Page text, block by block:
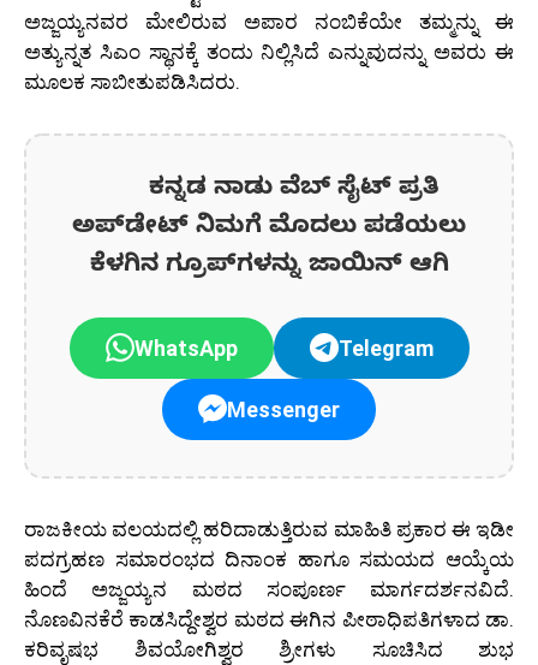
ಅಜ್ಜಯ್ಯನವರ ಮೇಲಿರುವ ಅಪಾರ ನಂಬಿಕೆಯೇ ತಮ್ಮನ್ನು ಈ
ಅತ್ಯುನ್ನತ ಸಿಎಂ ಸ್ಥಾನಕ್ಕೆ ತಂದು ನಿಲ್ಲಿಸಿದೆ ಎನ್ನುವುದನ್ನು ಅವರು ಈ
ಮೂಲಕ ಸಾಬೀತುಪಡಿಸಿದರು.
ಕನ್ನಡ ನಾಡು ವೆಬ್ ಸೈಟ್ ಪ್ರತಿ
ಅಪ್‌ಡೇಟ್‌ ನಿಮಗೆ ಮೊದಲು ಪಡೆಯಲು
ಕೆಳಗಿನ ಗ್ರೂಪ್‌ಗಳನ್ನು ಜಾಯಿನ್ ಆಗಿ
WhatsApp Telegram
Messenger
ರಾಜಕೀಯ ವಲಯದಲ್ಲಿ ಹರಿದಾಡುತ್ತಿರುವ ಮಾಹಿತಿ ಪ್ರಕಾರ ಈ ಇಡೀ
ಪದಗ್ರಹಣ ಸಮಾರಂಭದ ದಿನಾಂಕ ಹಾಗೂ ಸಮಯದ ಆಯ್ಕೆಯ
ಹಿಂದೆ ಅಜ್ಜಯ್ಯನ ಮಠದ ಸಂಪೂರ್ಣ ಮಾರ್ಗದರ್ಶನವಿದೆ.
ನೊಣವಿನಕೆರೆ ಕಾಡಸಿದ್ದೇಶ್ವರ ಮಠದ ಈಗಿನ ಪೀಠಾಧಿಪತಿಗಳಾದ ಡಾ.
ಕರಿವೃಷಭ ಶಿವಯೋಗಿಶ್ವರ ಶ್ರೀಗಳು ಸೂಚಿಸಿದ ಶುಭ